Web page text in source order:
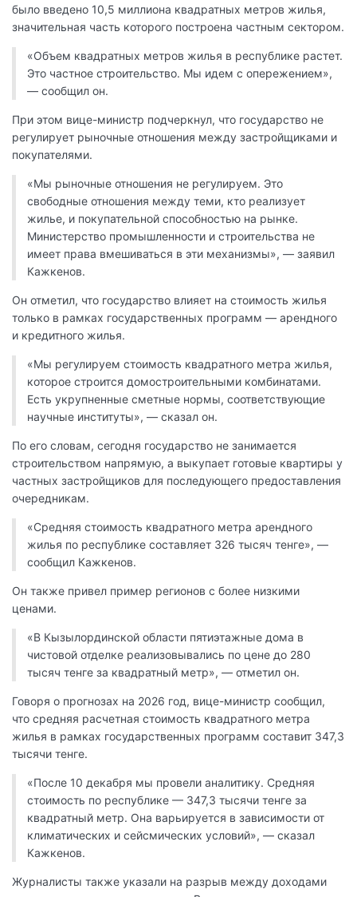
было введено 10,5 миллиона квадратных метров жилья,
значительная часть которого построена частным сектором.
«Объем квадратных метров жилья в республике растет.
Это частное строительство. Мы идем с опережением»,
— сообщил он.
При этом вице-министр подчеркнул, что государство не
регулирует рыночные отношения между застройщиками и
покупателями.
«Мы рыночные отношения не регулируем. Это
свободные отношения между теми, кто реализует
жилье, и покупательной способностью на рынке.
Министерство промышленности и строительства не
имеет права вмешиваться в эти механизмы», — заявил
Кажкенов.
Он отметил, что государство влияет на стоимость жилья
только в рамках государственных программ — арендного
и кредитного жилья.
«Мы регулируем стоимость квадратного метра жилья,
которое строится домостроительными комбинатами.
Есть укрупненные сметные нормы, соответствующие
научные институты», — сказал он.
По его словам, сегодня государство не занимается
строительством напрямую, а выкупает готовые квартиры у
частных застройщиков для последующего предоставления
очередникам.
«Средняя стоимость квадратного метра арендного
жилья по республике составляет 326 тысяч тенге», —
сообщил Кажкенов.
Он также привел пример регионов с более низкими
ценами.
«В Кызылординской области пятиэтажные дома в
чистовой отделке реализовывались по цене до 280
тысяч тенге за квадратный метр», — отметил он.
Говоря о прогнозах на 2026 год, вице-министр сообщил,
что средняя расчетная стоимость квадратного метра
жилья в рамках государственных программ составит 347,3
тысячи тенге.
«После 10 декабря мы провели аналитику. Средняя
стоимость по республике — 347,3 тысячи тенге за
квадратный метр. Она варьируется в зависимости от
климатических и сейсмических условий», — сказал
Кажкенов.
Журналисты также указали на разрыв между доходами